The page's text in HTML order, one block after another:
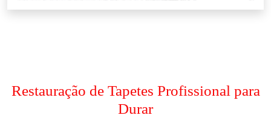
Restauração de Tapetes Profissional para
Durar